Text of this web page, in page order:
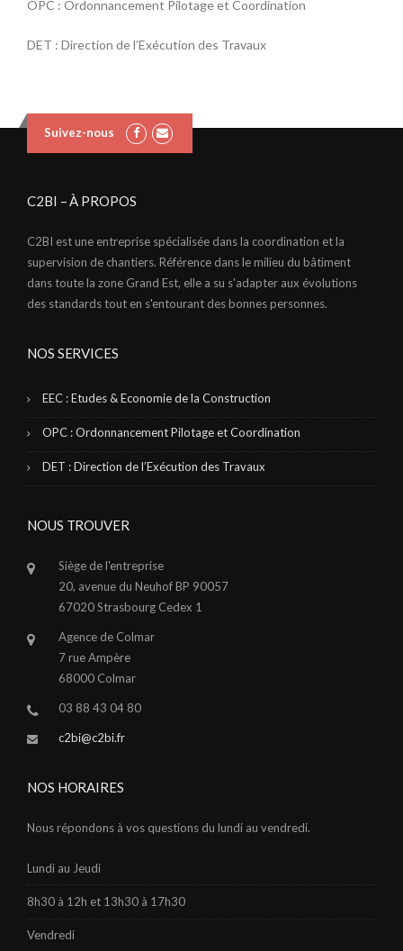
OPC : Ordonnancement Pilotage et Coordination
DET : Direction de l’Exécution des Travaux
Suivez-nous
C2BI – À PROPOS
C2BI est une entreprise spécialisée dans la coordination et la
supervision de chantiers. Référence dans le milieu du bâtiment
dans toute la zone Grand Est, elle a su s'adapter aux évolutions
des standards tout en s'entourant des bonnes personnes.
NOS SERVICES
EEC : Etudes & Economie de la Construction
OPC : Ordonnancement Pilotage et Coordination
DET : Direction de l’Exécution des Travaux
NOUS TROUVER
Siège de l'entreprise
20, avenue du Neuhof BP 90057
67020 Strasbourg Cedex 1
Agence de Colmar
7 rue Ampère
68000 Colmar
03 88 43 04 80
c2bi@c2bi.fr
NOS HORAIRES
Nous répondons à vos questions du lundi au vendredi.
Lundi au Jeudi
8h30 à 12h et 13h30 à 17h30
Vendredi